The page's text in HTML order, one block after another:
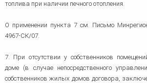
топлива при наличии печного отопления.
О применении пункта 7 см. Письмо
4967-СК/07.
7. При отсутствии у собственников
доме (в случае непосредственного
собственников жилых домов договора,